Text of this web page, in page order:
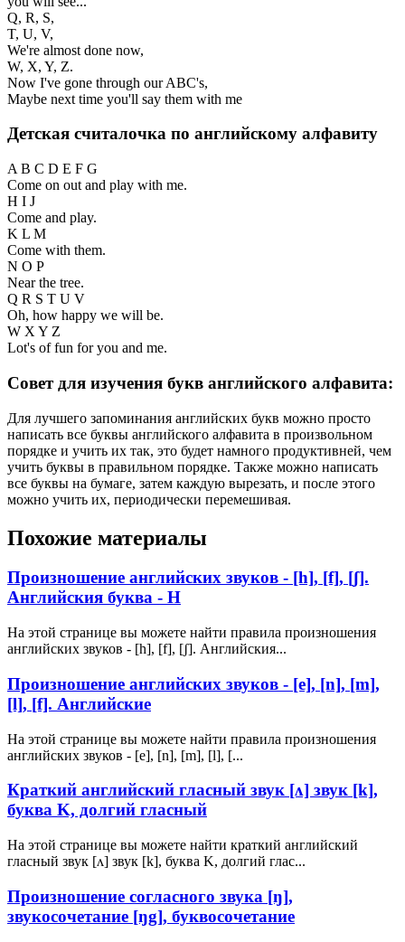
Q, R, S,
T, U, V,
We're almost done now,
W, X, Y, Z.
Now I've gone through our ABC's,
Maybe next time you'll say them with me
Детская считалочка по английскому алфавиту
A B C D E F G
Come on out and play with me.
H I J
Come and play.
K L M
Come with them.
N O P
Near the tree.
Q R S T U V
Oh, how happy we will be.
W X Y Z
Lot's of fun for you and me.
Совет для изучения букв английского алфавита:
Для лучшего запоминания английских букв можно просто
написать все буквы английского алфавита в произвольном
порядке и учить их так, это будет намного продуктивней, чем
учить буквы в правильном порядке. Также можно написать
все буквы на бумаге, затем каждую вырезать, и после этого
можно учить их, периодически перемешивая.
Похожие материалы
Произношение английских звуков - [h], [f], [ʃ].
Английския буква - H
На этой странице вы можете найти правила произношения
английских звуков - [h], [f], [ʃ]. Английския...
Произношение английских звуков - [e], [n], [m],
[l], [f]. Английские
На этой странице вы можете найти правила произношения
английских звуков - [e], [n], [m], [l], [...
Краткий английский гласный звук [ʌ] звук [k],
буква K, долгий гласный
На этой странице вы можете найти краткий английский
гласный звук [ʌ] звук [k], буква K, долгий глас...
Произношение согласного звука [ŋ],
звукосочетание [ŋg], буквосочетание